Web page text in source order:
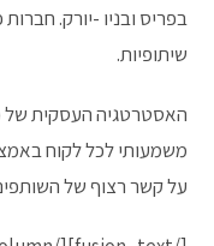
בפריס ובניו -יורק.
שיתופיות.
האסטרטגיה העסקית של
משמעותי לכל לקוח
על קשר רצוף של